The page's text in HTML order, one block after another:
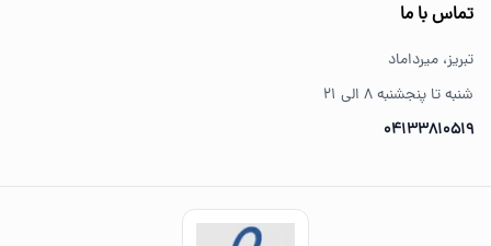
تماس با ما
تبریز، میرداماد
شنبه تا پنجشنبه ۸ الی ۲۱
04133810519